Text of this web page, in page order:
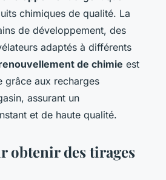
chimiques de qualité. La
de développement, des
adaptés à différents
de chimie est
grâce aux recharges
assurant un
et de haute qualité.
obtenir des tirages